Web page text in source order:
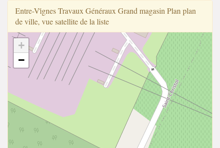
Entre-Vi̇̇gnes Travaux Généraux Grand magasin Plan plan
de ville, vue satellite de la liste
+
−